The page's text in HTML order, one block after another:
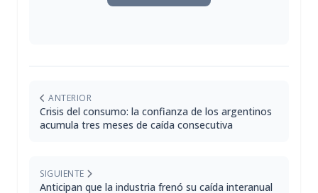
ANTERIOR
Crisis del consumo: la confianza de los argentinos
acumula tres meses de caída consecutiva
SIGUIENTE
Anticipan que la industria frenó su caída interanual